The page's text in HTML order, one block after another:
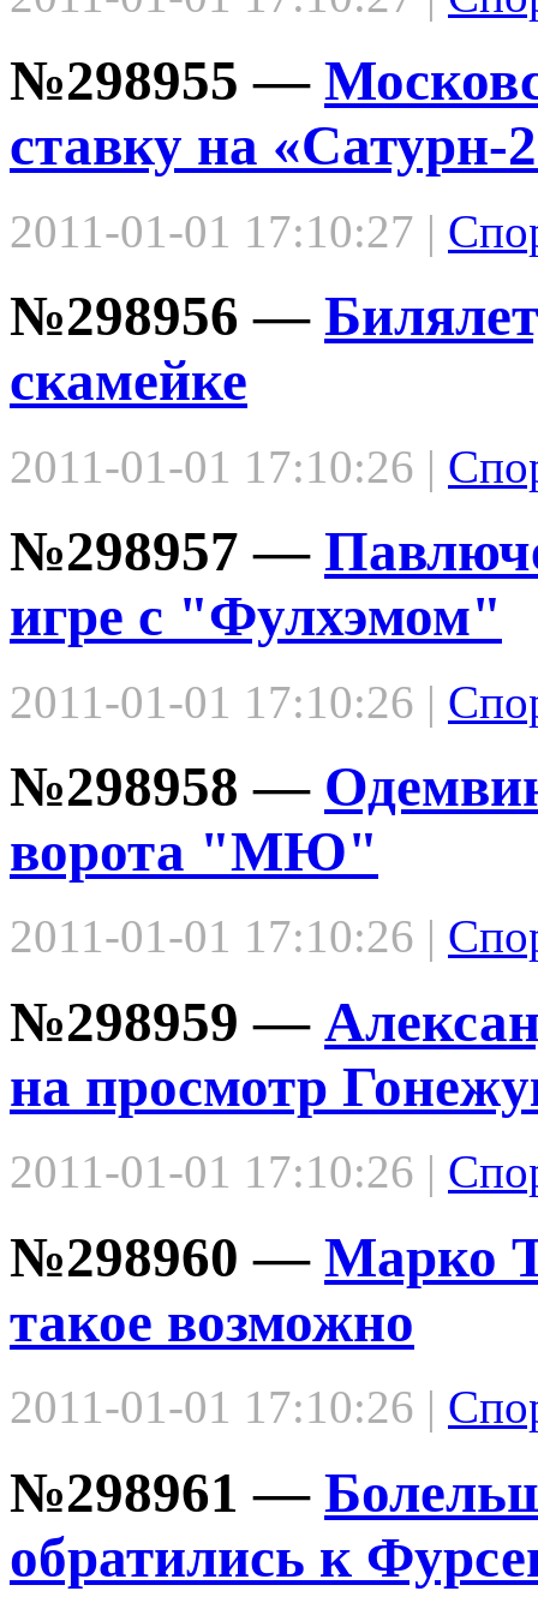
№298955 —
ставку на «Сатурн-
2011-01-01 17:10:27 |
№298956 —
скамейке
2011-01-01 17:10:26 |
№298957 —
игре с "Фулхэмом"
2011-01-01 17:10:26 |
№298958 —
ворота "МЮ"
2011-01-01 17:10:26 |
№298959 —
на просмотр
2011-01-01 17:10:26 |
№298960 — Марко
такое возможно
2011-01-01 17:10:26 |
№298961 —
обратились к